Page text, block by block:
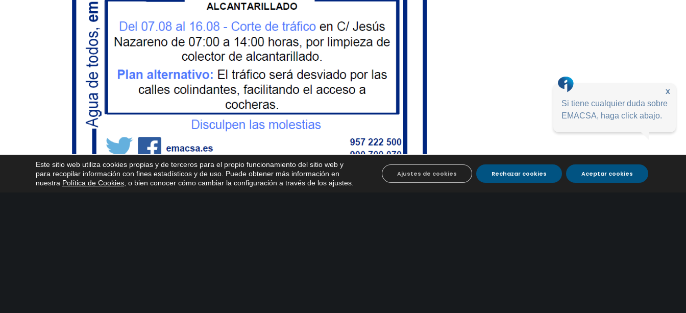
Este sitio web utiliza cookies propias y de terceros para el propio funcionamiento del sitio web y
para recopilar información con fines estadísticos y de uso. Puede obtener más información en
nuestra Política de Cookies , o bien conocer cómo cambiar la configuración a través de los ajustes
Aceptar cookies
Rechazar cookies
Ajustes de cookies
x
Si tiene cualquier duda sobre
EMACSA, haga click abajo.